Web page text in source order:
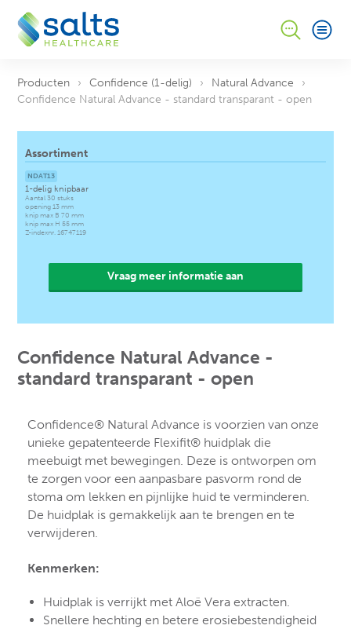
Producten Confidence (1-delig)
Natural Advance
Confidence Natural Advance - standard transparant - open
Confidence Natural Advance -
standard transparant - open
Confidence® Natural Advance is voorzien van onze
unieke gepatenteerde Flexifit® huidplak die
meebuigt met bewegingen. Deze is ontworpen om
te zorgen voor een aanpasbare pasvorm rond de
stoma om lekken en pijnlijke huid te verminderen.
De huidplak is gemakkelijk aan te brengen en te
verwijderen.
Kenmerken:
Huidplak is verrijkt met Aloë Vera extracten.
Snellere hechting en betere erosiebestendigheid
Assortiment
NDAT13
1-delig knipbaar
Aantal 30 stuks
opening 13 mm
knip max B 70 mm
knip max H 55 mm
Z-indexnr. 16747119
Ik ontvang graag een gratis proefverpakking (een
ontvang graag meer informatie over: Ik ontvang
graag een offerte voor:
transparant - open
* wilt u ook nog een proefverpakking van een ander
product aanvragen, geef dit dan hieronder aan in
het opmerkingenveld.
De heer Mevrouw Genderneutraal
Achternaam *
Straat *
Huisnummer *
Postcode *
Plaats *
4